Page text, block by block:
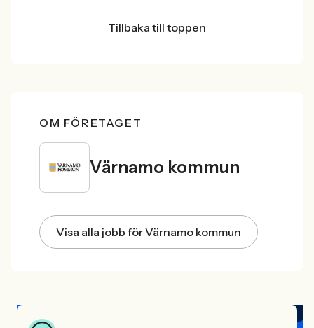
Tillbaka till toppen
OM FÖRETAGET
Värnamo kommun
Visa alla jobb för Värnamo kommun